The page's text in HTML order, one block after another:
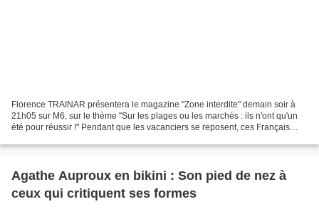
Florence TRAINAR présentera le magazine "Zone interdite" demain soir à
21h05 sur M6, sur le thème "Sur les plages ou les marchés : ils n'ont qu'un
été pour réussir !" Pendant que les vacanciers se reposent, ces Français
Agathe Auproux en bikini : Son pied de nez à
ceux qui critiquent ses formes